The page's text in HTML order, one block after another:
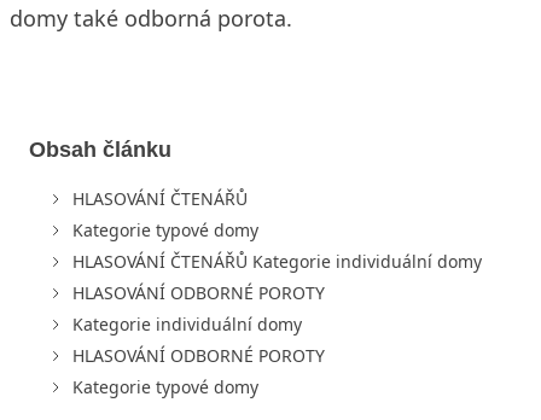
domy také odborná porota.
Obsah článku
HLASOVÁNÍ ČTENÁŘŮ
Kategorie typové domy
HLASOVÁNÍ ČTENÁŘŮ Kategorie individuální domy
HLASOVÁNÍ ODBORNÉ POROTY
Kategorie individuální domy
HLASOVÁNÍ ODBORNÉ POROTY
Kategorie typové domy